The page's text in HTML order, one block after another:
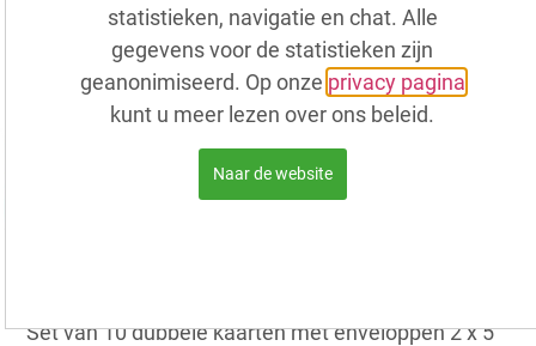
Set van 10 dubbele kaarten met enveloppen 2 x 5
statistieken, navigatie en chat. Alle
gegevens voor de statistieken zijn
geanonimiseerd. Op onze privacy pagina
kunt u meer lezen over ons beleid.
Naar de website